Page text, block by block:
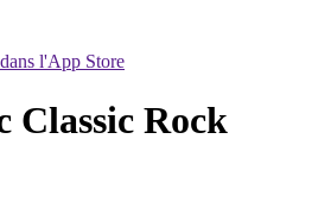
l'App Store
Classic Rock